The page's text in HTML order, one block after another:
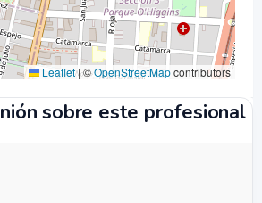
Leaflet|©OpenStreetMapcontributors
sobre este profesional